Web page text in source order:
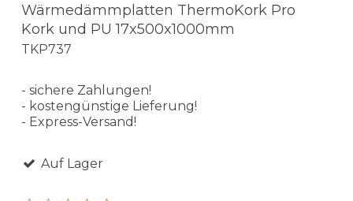
Wärmedämmplatten ThermoKork Pro
Kork und PU 17x500x1000mm
TKP737
- sichere Zahlungen!
- kostengünstige Lieferung!
- Express-Versand!
Auf Lager